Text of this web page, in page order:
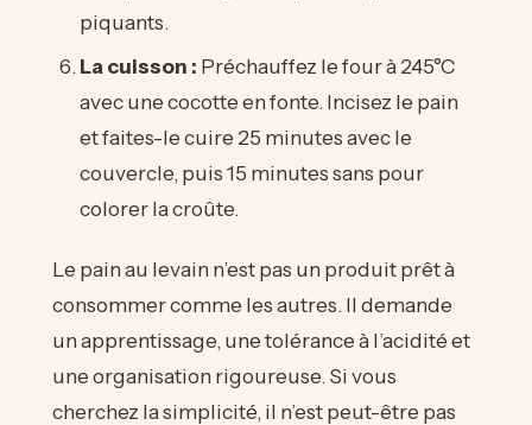
piquants.
La cuisson : Préchauffez le four à 245°C
avec une cocotte en fonte. Incisez le pain
et faites-le cuire 25 minutes avec le
couvercle, puis 15 minutes sans pour
colorer la croûte.
Le pain au levain n’est pas un produit prêt à
consommer comme les autres. Il demande
un apprentissage, une tolérance à l’acidité et
une organisation rigoureuse. Si vous
cherchez la simplicité, il n’est peut-être pas